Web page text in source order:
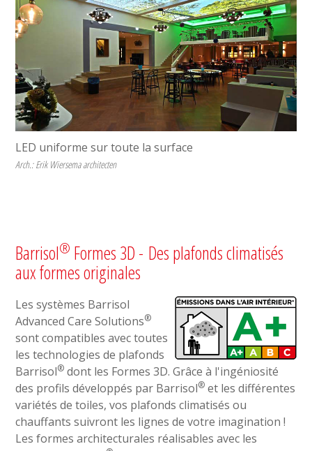
LED uniforme sur toute la surface
Arch.: Erik Wiersema architecten
Barrisol® Formes 3D - Des plafonds climatisés
aux formes originales
Les systèmes Barrisol
Advanced Care Solutions®
sont compatibles avec toutes
les technologies de plafonds
Barrisol® dont les Formes 3D. Grâce à l'ingéniosité
des profils développés par Barrisol® et les différentes
variétés de toiles, vos plafonds climatisés ou
chauffants suivront les lignes de votre imagination !
Les formes architecturales réalisables avec les